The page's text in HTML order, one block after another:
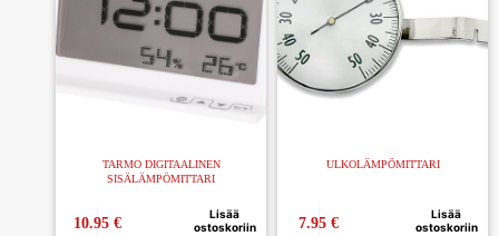
TARMO DIGITAALINEN
SISÄLÄMPÖMITTARI
10.95 €
Lisää
ostoskoriin
ULKOLÄMPÖMITTARI
7.95€
Lisää
ostoskoriin